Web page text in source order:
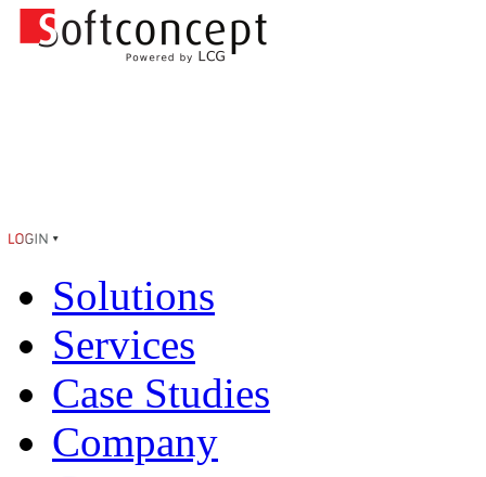
Solutions
Services
Case Studies
Company